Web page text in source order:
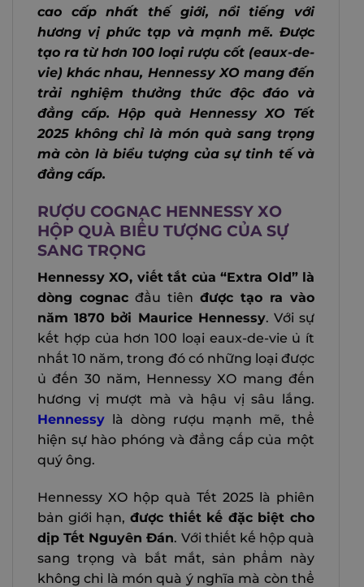
cao cấp nhất thế giới, nổi tiếng với
hương vị phức tạp và mạnh mẽ. Được
tạo ra từ hơn 100 loại rượu cốt (eaux-de-
vie) khác nhau, Hennessy XO mang đến
trải nghiệm thưởng thức độc đáo và
đẳng cấp. Hộp quà Hennessy XO Tết
2025 không chỉ là món quà sang trọng
mà còn là biểu tượng của sự tinh tế và
đẳng cấp.
RƯỢU COGNAC HENNESSY XO
HỘP QUÀ BIỂU TƯỢNG CỦA SỰ
SANG TRỌNG
Hennessy XO, viết tắt của “Extra Old” là
dòng cognac đầu tiên được tạo ra vào
năm 1870 bởi Maurice Hennessy. Với sự
kết hợp của hơn 100 loại eaux-de-vie ủ ít
nhất 10 năm, trong đó có những loại được
ủ đến 30 năm, Hennessy XO mang đến
hương vị mượt mà và hậu vị sâu lắng.
Hennessy là dòng rượu mạnh mẽ, thể
hiện sự hào phóng và đẳng cấp của một
quý ông.
Hennessy XO hộp quà Tết 2025 là phiên
bản giới hạn, được thiết kế đặc biệt cho
dịp Tết Nguyên Đán. Với thiết kế hộp quà
sang trọng và bắt mắt, sản phẩm này
không chỉ là món quà ý nghĩa mà còn thể